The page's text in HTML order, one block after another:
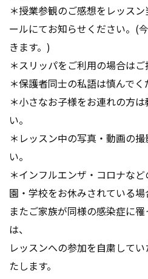
＊授業参観のご感想をレッス
ールにてお知らせください。(
きます。)
＊スリッパをご利用の場合はご
＊保護者同士の私語は慎んでく
＊小さなお子様をお連れの方
い。
＊レッスン中の写真・動画の
い。
＊インフルエンザ・コロナな
園・学校をお休みされている場
またご家族が同様の感染症に
は、
レッスンへの参加を自粛して
たします。